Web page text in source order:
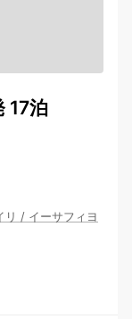
17泊
リ / イーサフィヨ